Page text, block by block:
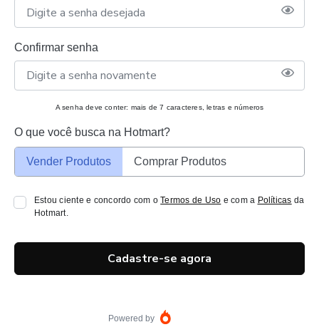
Confirmar senha
A senha deve conter: mais de 7 caracteres, letras e números
O que você busca na Hotmart?
Vender Produtos Comprar Produtos
Estou ciente e concordo com oTermos de Uso e com a Políticas da
Hotmart.
Cadastre-se agora
Powered by